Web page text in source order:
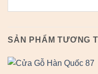
SẢN PHẨM TƯƠNG